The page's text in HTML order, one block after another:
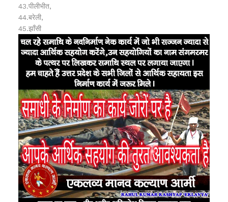
43.पीलीभीत,
44.बरेली,
45.झाँसी